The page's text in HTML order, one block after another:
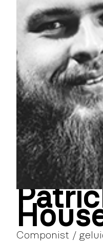
Componist /